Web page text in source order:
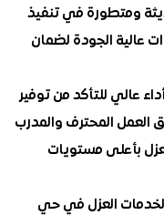
في تنفيذ
لضمان
من توفير
المحترف والمدرب
مستويات
العزل في حي